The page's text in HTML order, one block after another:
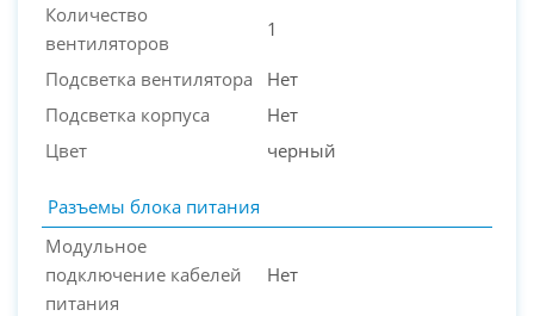
Количество
вентиляторов
1
Подсветка вентилятора
Нет
Подсветка корпуса
Нет
Цвет
черный
Разъемы блока питания
Модульное
подключение кабелей
питания
Нет